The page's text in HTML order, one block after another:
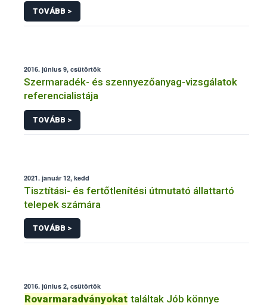
TOVÁBB >
2016. június 9, csütörtök
Szermaradék- és szennyezőanyag-vizsgálatok
referencialistája
TOVÁBB >
2021. január 12, kedd
Tisztítási- és fertőtlenítési útmutató állattartó
telepek számára
TOVÁBB >
2016. június 2, csütörtök
Rovarmaradványokat találtak Jób könnye